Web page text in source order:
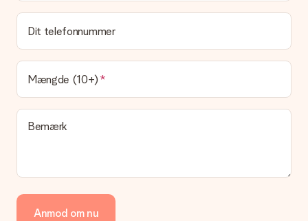
Dit telefonnummer
Mængde (10+)
Bemærk
Anmod om nu